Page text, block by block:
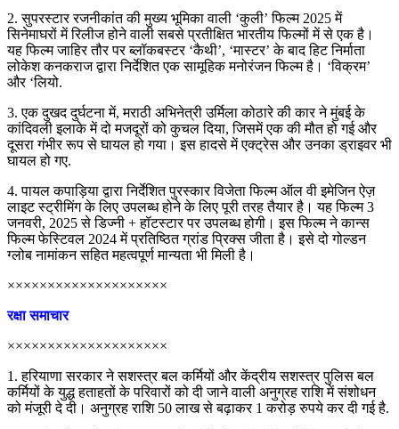
2. सुपरस्टार रजनीकांत की मुख्य भूमिका वाली ‘कुली’ फिल्म 2025 में
सिनेमाघरों में रिलीज होने वाली सबसे प्रतीक्षित भारतीय फिल्मों में से एक है।
यह फिल्म जाहिर तौर पर ब्लॉकबस्टर ‘कैथी’, ‘मास्टर’ के बाद हिट निर्माता
लोकेश कनकराज द्वारा निर्देशित एक सामूहिक मनोरंजन फिल्म है। ‘विक्रम’
और ‘लियो.
3. एक दुखद दुर्घटना में, मराठी अभिनेत्री उर्मिला कोठारे की कार ने मुंबई के
कांदिवली इलाके में दो मजदूरों को कुचल दिया, जिसमें एक की मौत हो गई और
दूसरा गंभीर रूप से घायल हो गया। इस हादसे में एक्ट्रेस और उनका ड्राइवर भी
घायल हो गए.
4. पायल कपाड़िया द्वारा निर्देशित पुरस्कार विजेता फिल्म ऑल वी इमेजिन ऐज़
लाइट स्ट्रीमिंग के लिए उपलब्ध होने के लिए पूरी तरह तैयार है। यह फिल्म 3
जनवरी, 2025 से डिज्नी + हॉटस्टार पर उपलब्ध होगी। इस फिल्म ने कान्स
फिल्म फेस्टिवल 2024 में प्रतिष्ठित ग्रांड प्रिक्स जीता है। इसे दो गोल्डन
ग्लोब नामांकन सहित महत्वपूर्ण मान्यता भी मिली है।
××××××××××××××××××××
रक्षा समाचार
××××××××××××××××××××
1. हरियाणा सरकार ने सशस्त्र बल कर्मियों और केंद्रीय सशस्त्र पुलिस बल
कर्मियों के युद्ध हताहतों के परिवारों को दी जाने वाली अनुग्रह राशि में संशोधन
को मंजूरी दे दी। अनुग्रह राशि 50 लाख से बढ़ाकर 1 करोड़ रुपये कर दी गई है.